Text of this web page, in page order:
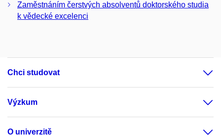
Zaměstnáním čerstvých absolventů doktorského studia
k vědecké excelenci
Chci studovat
Výzkum
O univerzitě